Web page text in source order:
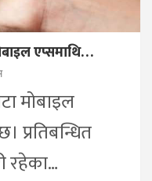
एप्समाथि…
मोबाइल
प्रतिबन्धित
रहेका…